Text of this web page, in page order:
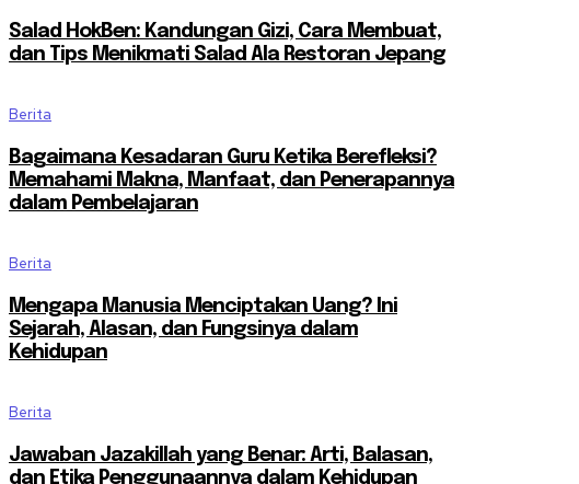
Salad HokBen: Kandungan Gizi, Cara Membuat,
dan Tips Menikmati Salad Ala Restoran Jepang
Berita
Bagaimana Kesadaran Guru Ketika Berefleksi?
Memahami Makna, Manfaat, dan Penerapannya
dalam Pembelajaran
Berita
Mengapa Manusia Menciptakan Uang? Ini
Sejarah, Alasan, dan Fungsinya dalam
Kehidupan
Berita
Jawaban Jazakillah yang Benar: Arti, Balasan,
dan Etika Penggunaannya dalam Kehidupan